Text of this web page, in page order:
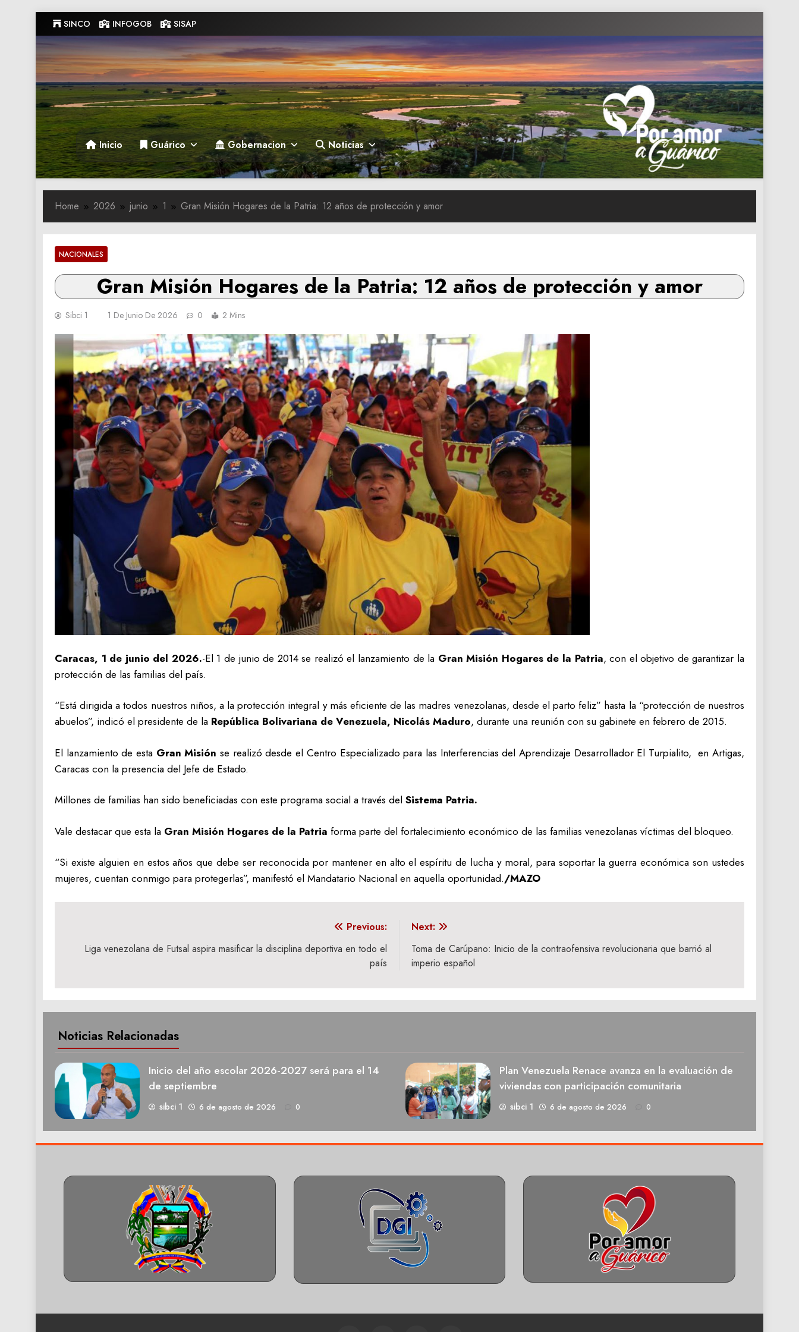
to
content
SINCO INFOGOB SISAP
Gobernacion de Guarico
Gobernacion de Guarico
Inicio Guárico Gobernacion Noticias
Home 2026 junio 1 Gran Misión Hogares de la Patria: 12 años de protección y amor
NACIONALES
Gran Misión Hogares de la Patria: 12 años de protección y amor
Sibci 1 1 De Junio De 2026 0 2 Mins
Caracas, 1 de junio del 2026.-El 1 de junio de 2014 se realizó el lanzamiento de la Gran Misión Hogares de la Patria, con el objetivo de garantizar la
protección de las familias del país.
“Está dirigida a todos nuestros niños, a la protección integral y más eficiente de las madres venezolanas, desde el parto feliz” hasta la “protección de nuestros
abuelos”, indicó el presidente de la República Bolivariana de Venezuela, Nicolás Maduro, durante una reunión con su gabinete en febrero de 2015.
El lanzamiento de esta Gran Misión se realizó desde el Centro Especializado para las Interferencias del Aprendizaje Desarrollador El Turpialito, en Artigas,
Caracas con la presencia del Jefe de Estado.
Millones de familias han sido beneficiadas con este programa social a través del Sistema Patria.
Vale destacar que esta la Gran Misión Hogares de la Patria forma parte del fortalecimiento económico de las familias venezolanas víctimas del bloqueo.
“Si existe alguien en estos años que debe ser reconocida por mantener en alto el espíritu de lucha y moral, para soportar la guerra económica son ustedes
mujeres, cuentan conmigo para protegerlas”, manifestó el Mandatario Nacional en aquella oportunidad./MAZO
Previous:
Liga venezolana de Futsal aspira masificar la disciplina deportiva en todo el
país
Next:
Toma de Carúpano: Inicio de la contraofensiva revolucionaria que barrió al
imperio español
Noticias Relacionadas
Inicio del año escolar 2026-2027 será para el 14
de septiembre
sibci 1 6 de agosto de 2026 0
Plan Venezuela Renace avanza en la evaluación de
viviendas con participación comunitaria
sibci 1 6 de agosto de 2026 0